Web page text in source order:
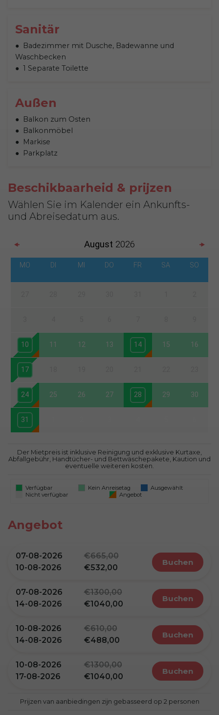
Sanitär
Badezimmer mit Dusche, Badewanne und
Waschbecken
1 Separate Toilette
Außen
Balkon zum Osten
Balkonmöbel
Markise
Parkplatz
Beschikbaarheid & prijzen
Wählen Sie im Kalender ein Ankunfts-
und Abreisedatum aus.
August 2026
MO DI MI DO FR SA SO
10 11 12 13 14 15 16
17
24 25 26 27 28 29 30
31
Der Mietpreis ist inklusive Reinigung und exklusive Kurtaxe,
Abfallgebühr, Handtücher- und Bettwäschepakete, Kaution und
eventuelle weiteren kosten.
Verfügbar Kein Anreisetag
Ausgewählt
Nicht verfügbar
Angebot
Angebot
07-08-2026
10-08-2026
665,00
532,00
buchen
07-08-2026
14-08-2026
1300,00
1040,00
buchen
10-08-2026
14-08-2026
610,00
488,00
buchen
10-08-2026
17-08-2026
1300,00
1040,00
buchen
Prijzen van aanbiedingen zijn gebasseerd op 2 personen